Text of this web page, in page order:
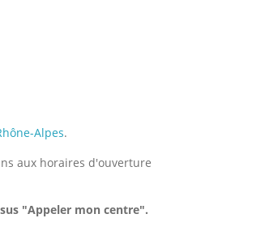
Alpes.
aux horaires d'ouverture
"Appeler mon centre".